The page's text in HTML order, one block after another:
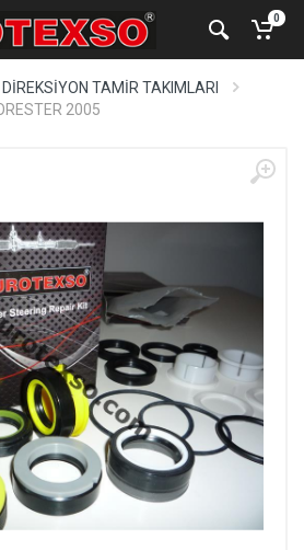
0
DİREKSİYON TAMİR TAKIMLARI
2005